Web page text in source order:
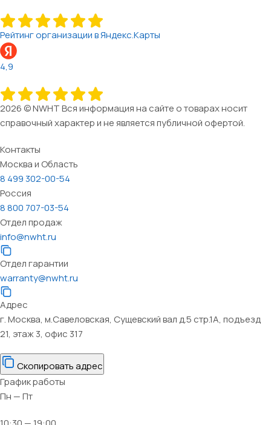
Рейтинг организации в Яндекс.Карты
4,9
2026 © NWHT Вся информация на сайте о товарах носит
справочный характер и не является публичной офертой.
Контакты
Москва и Область
8 499 302-00-54
Россия
8 800 707-03-54
Отдел продаж
info@nwht.ru
Отдел гарантии
warranty@nwht.ru
Адрес
г. Москва, м.Савеловская, Сущевский вал д.5 стр.1А, подъезд
21, этаж 3, офис 317
Скопировать адрес
График работы
Пн — Пт